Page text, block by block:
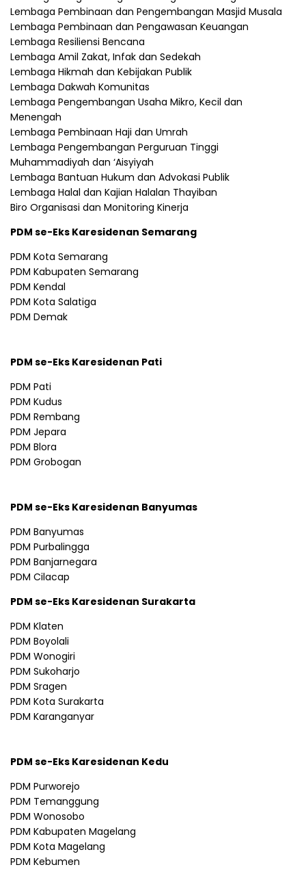
Lembaga Pembinaan dan Pengembangan Masjid Musala
Lembaga Pembinaan dan Pengawasan Keuangan
Lembaga Resiliensi Bencana
Lembaga Amil Zakat, Infak dan Sedekah
Lembaga Hikmah dan Kebijakan Publik
Lembaga Dakwah Komunitas
Lembaga Pengembangan Usaha Mikro, Kecil dan
Menengah
Lembaga Pembinaan Haji dan Umrah
Lembaga Pengembangan Perguruan Tinggi
Muhammadiyah dan ‘Aisyiyah
Lembaga Bantuan Hukum dan Advokasi Publik
Lembaga Halal dan Kajian Halalan Thayiban
Biro Organisasi dan Monitoring Kinerja
PDM se-Eks Karesidenan Semarang
PDM Kota Semarang
PDM Kabupaten Semarang
PDM Kendal
PDM Kota Salatiga
PDM Demak
PDM se-Eks Karesidenan Pati
PDM Pati
PDM Kudus
PDM Rembang
PDM Jepara
PDM Blora
PDM Grobogan
PDM se-Eks Karesidenan Banyumas
PDM Banyumas
PDM Purbalingga
PDM Banjarnegara
PDM Cilacap
PDM se-Eks Karesidenan Surakarta
PDM Klaten
PDM Boyolali
PDM Wonogiri
PDM Sukoharjo
PDM Sragen
PDM Kota Surakarta
PDM Karanganyar
PDM se-Eks Karesidenan Kedu
PDM Purworejo
PDM Temanggung
PDM Wonosobo
PDM Kabupaten Magelang
PDM Kota Magelang
PDM Kebumen